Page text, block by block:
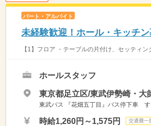
パート・アルバイト
未経験歓迎！ホール・キッチ
【1】フロア ・テーブルの片付け、セッティ
ホールスタッフ
東京都足立区/東武伊勢崎・大
東武バス 『花畑五丁目』バス停下車
時給1,260円～1,575円 交通費一